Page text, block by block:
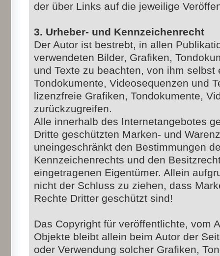
der über Links auf die jeweilige
3. Urheber- und Kennzeichenrecht
Der Autor ist bestrebt, in allen
verwendeten Bilder, Grafiken,
und Texte zu beachten, von ihm selbst
Tondokumente, Videosequenzen und
lizenzfreie Grafiken, Tondokumente,
zurückzugreifen.
Alle innerhalb des Internetangebotes
Dritte geschützten Marken- und
uneingeschränkt den Bestimmungen
Kennzeichenrechts und den
eingetragenen Eigentümer. Allein
nicht der Schluss zu ziehen, dass
Rechte Dritter geschützt sind!
Das Copyright für veröffentlichte, vom
Objekte bleibt allein beim Autor der
oder Verwendung solcher Grafiken,